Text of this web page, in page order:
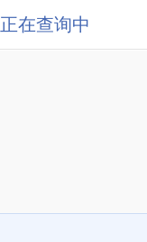
正在查询中